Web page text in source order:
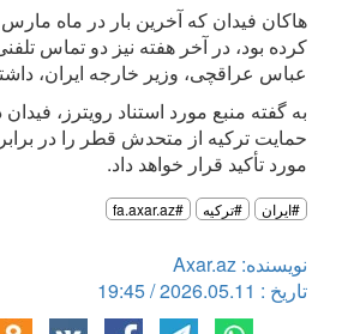
هاکان فیدان که آخرین بار در ماه
کرده بود، در آخر هفته نیز دو تماس
عباس عراقچی، وزیر خارجه ایران،
به گفته منبع مورد استناد رویترز،
حمایت ترکیه از متحدش قطر را در
مورد تأکید قرار خواهد داد.
#ایران #ترکیه #fa.axar.az
نویسنده: Axar.az
تاریخ : 2026.05.11 / 19:45